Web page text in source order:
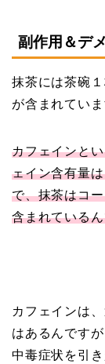
副作用＆デ
抹茶には茶碗
が含まれていま
カフェインと
ェイン含有量
で、抹茶はコ
含まれている
カフェインは
はあるんです
中毒症状を引